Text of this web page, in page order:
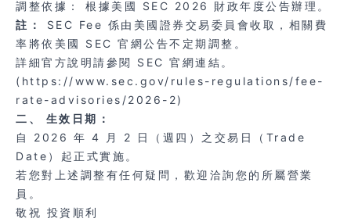
調整依據： 根據美國 SEC 2026 財政年度公告辦理。
註：
SEC Fee 係由美國證券交易委員會收取，相關費
率將依美國 SEC 官網公告不定期調整。
詳細官方說明請參閱 SEC 官網連結。
( https://www.sec.gov/rules-regulations/fee-
rate-advisories/2026-2)
二、 生效日期：
自 2026 年 4 月 2 日（週四）之交易日（Trade
Date）起正式實施。
若您對上述調整有任何疑問，歡迎洽詢您的所屬營業
員。
敬祝 投資順利